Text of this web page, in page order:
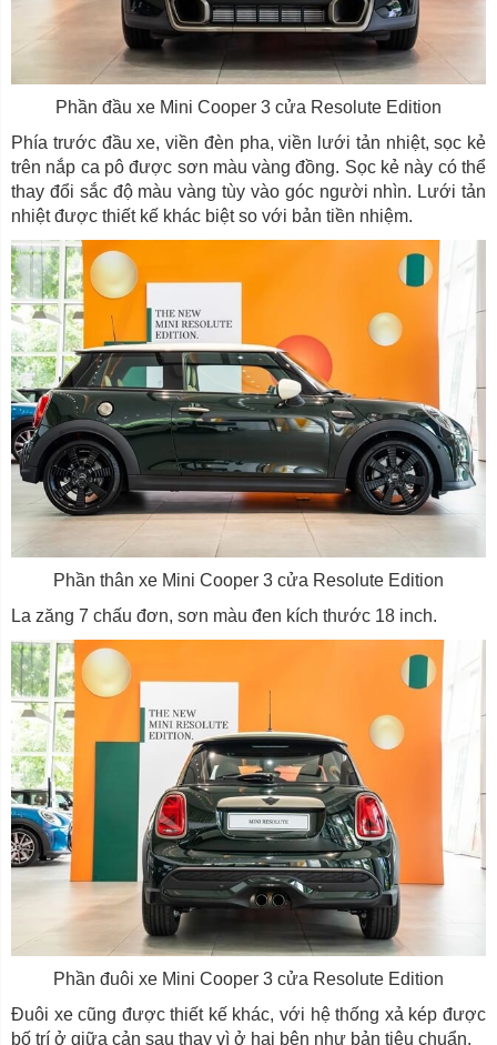
Phần đầu xe Mini Cooper 3 cửa Resolute Edition
Phía trước đầu xe, viền đèn pha, viền lưới tản nhiệt, sọc kẻ
trên nắp ca pô được sơn màu vàng đồng. Sọc kẻ này có thể
thay đổi sắc độ màu vàng tùy vào góc người nhìn. Lưới tản
nhiệt được thiết kế khác biệt so với bản tiền nhiệm.
Phần thân xe Mini Cooper 3 cửa Resolute Edition
La zăng 7 chấu đơn, sơn màu đen kích thước 18 inch.
Phần đuôi xe Mini Cooper 3 cửa Resolute Edition
Đuôi xe cũng được thiết kế khác, với hệ thống xả kép được
bố trí ở giữa cản sau thay vì ở hai bên như bản tiêu chuẩn.